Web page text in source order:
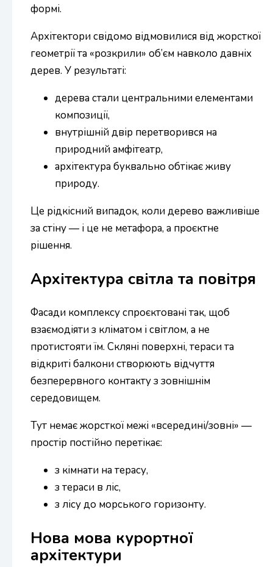
формі.
Архітектори свідомо відмовилися від жорсткої
геометрії та «розкрили» об’єм навколо давніх
дерев. У результаті:
дерева стали центральними елементами
композиції,
внутрішній двір перетворився на
природний амфітеатр,
архітектура буквально обтікає живу
природу.
Це рідкісний випадок, коли дерево важливіше
за стіну — і це не метафора, а проєктне
рішення.
Архітектура світла та повітря
Фасади комплексу спроєктовані так, щоб
взаємодіяти з кліматом і світлом, а не
протистояти їм. Скляні поверхні, тераси та
відкриті балкони створюють відчуття
безперервного контакту з зовнішнім
середовищем.
Тут немає жорсткої межі «всередині/зовні» —
простір постійно перетікає:
з кімнати на терасу,
з тераси в ліс,
з лісу до морського горизонту.
Нова мова курортної
архітектури